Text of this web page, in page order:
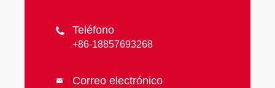
 Teléfono
+86-18857693268
 Correo electrónico